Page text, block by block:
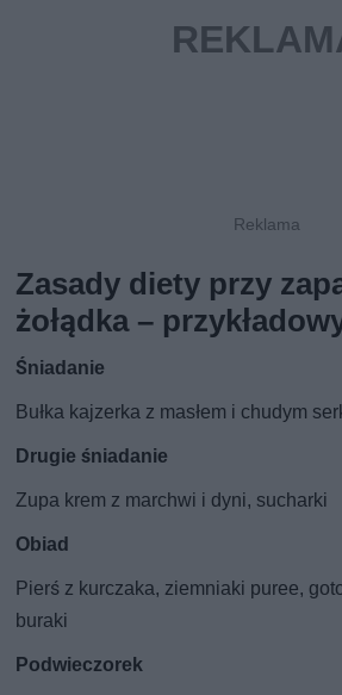
Zasady diety przy
żołądka –
Śniadanie
Bułka kajzerka z masłem i chudym
Drugie śniadanie
Zupa krem z marchwi i dyni, sucharki
Obiad
Pierś z kurczaka, ziemniaki puree,
buraki
Podwieczorek